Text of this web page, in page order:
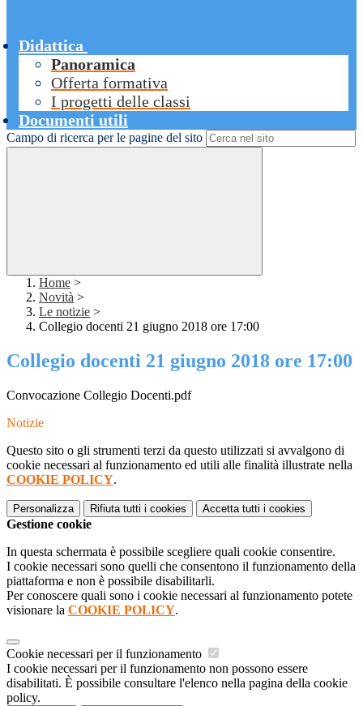
Didattica
Panoramica
Offerta formativa
I progetti delle classi
Documenti utili
Campo di ricerca per le pagine del sito
Home >
Novità >
Le notizie >
Collegio docenti 21 giugno 2018 ore 17:00
Collegio docenti 21 giugno 2018 ore 17:00
Convocazione Collegio Docenti.pdf
Notizie
Questo sito o gli strumenti terzi da questo utilizzati si avvalgono di
cookie necessari al funzionamento ed utili alle finalità illustrate nella
COOKIE POLICY.
Personalizza Rifiuta tutti i cookies Accetta tutti i cookies
Gestione cookie
In questa schermata è possibile scegliere quali cookie consentire.
I cookie necessari sono quelli che consentono il funzionamento della
piattaforma e non è possibile disabilitarli.
Per conoscere quali sono i cookie necessari al funzionamento potete
visionare la COOKIE POLICY.
Cookie necessari per il funzionamento
I cookie necessari per il funzionamento non possono essere
disabilitati. È possibile consultare l'elenco nella pagina della cookie
policy.